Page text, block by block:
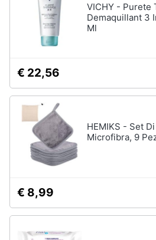
VICHY - Purete
Demaquillant 3
Ml
€ 22,56
HEMIKS - Set
Microfibra, 9
€ 8,99